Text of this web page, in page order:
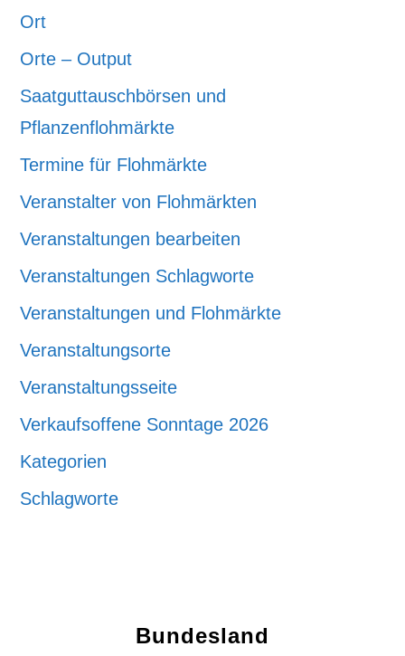
Ort
Orte – Output
Saatguttauschbörsen und
Pflanzenflohmärkte
Termine für Flohmärkte
Veranstalter von Flohmärkten
Veranstaltungen bearbeiten
Veranstaltungen Schlagworte
Veranstaltungen und Flohmärkte
Veranstaltungsorte
Veranstaltungsseite
Verkaufsoffene Sonntage 2026
Kategorien
Schlagworte
Bundesland